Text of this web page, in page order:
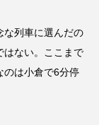
な列車に選んだの
はない。ここまで
のは小倉で6分停